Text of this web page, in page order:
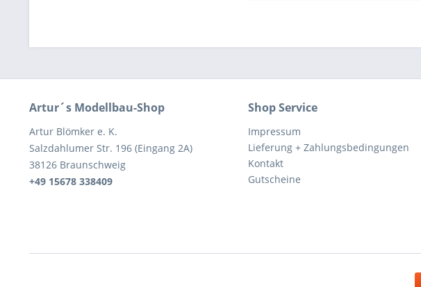
Artur´s Modellbau-Shop
Artur Blömker e. K.
Salzdahlumer Str. 196 (Eingang 2A)
38126 Braunschweig
+49 15678 338409
Shop Service
Impressum
Lieferung + Zahlungsbedingungen
Kontakt
Gutscheine